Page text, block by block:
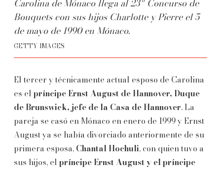
Carolina de Mónaco llega al 23º Concurso de
Bouquets con sus hijos Charlotte y Pierre el 5
de mayo de 1990 en Mónaco.
GETTY IMAGES
El tercer y técnicamente actual esposo de Carolina
es el príncipe Ernst August de Hannover, Duque
de Brunswick, jefe de la Casa de Hannover. La
pareja se casó en Mónaco en enero de 1999 y Ernst
August ya se había divorciado anteriormente de su
primera esposa, Chantal Hochuli, con quien tuvo a
sus hijos, el príncipe Ernst August y el príncipe